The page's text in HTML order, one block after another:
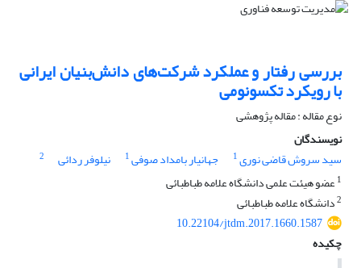
بررسی رفتار و عملکرد شرکت‌های دانش‌بنیان ایرانی
با رویکرد تکسونومی
نوع مقاله : مقاله پژوهشی
نویسندگان
سید سروش قاضی نوری1 جهانیار بامداد صوفی1 نیلوفر ردائی
2
1عضو هیئت علمی دانشگاه علامه طباطبائی
2دانشگاه علامه طباطبائی
10.22104/jtdm.2017.1660.1587
چکیده